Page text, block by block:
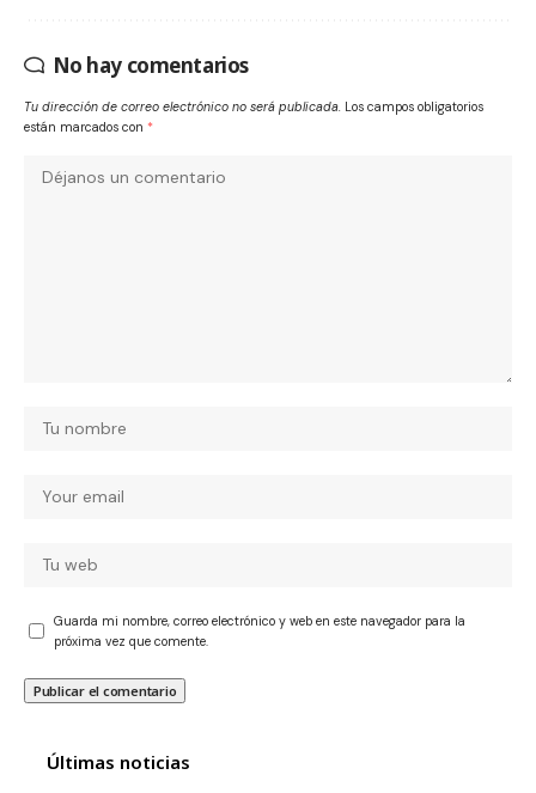
No hay comentarios
Tu dirección de correo electrónico no será publicada. Los campos obligatorios
están marcados con *
Guarda mi nombre, correo electrónico y web en este navegador para la
próxima vez que comente.
Últimas noticias